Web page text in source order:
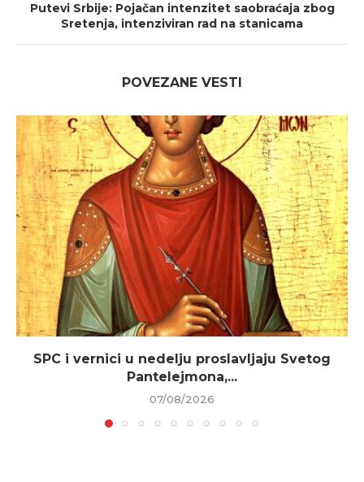
Putevi Srbije: Pojačan intenzitet saobraćaja zbog
Sretenja, intenziviran rad na stanicama
POVEZANE VESTI
SPC i vernici u nedelju proslavljaju Svetog
Pantelejmona,...
07/08/2026